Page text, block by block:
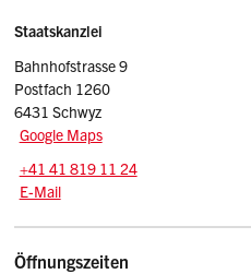
Sidebar
Adresse
Staatskanzlei
Bahnhofstrasse 9
Postfach 1260
6431 Schwyz
Google Maps
Tel.:
+41 41 819 11 24
E-Mail: srsz
E-Mail
Öffnungszeiten